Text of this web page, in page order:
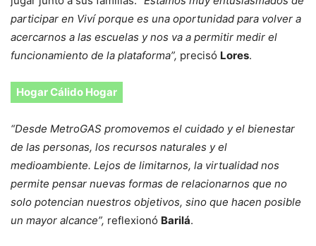
participar en Viví porque es una oportunidad para volver a
acercarnos a las escuelas y nos va a permitir medir el
funcionamiento de la plataforma”, precisó Lores.
Hogar Cálido Hogar
“Desde MetroGAS promovemos el cuidado y el bienestar
de las personas, los recursos naturales y el
medioambiente. Lejos de limitarnos, la virtualidad nos
permite pensar nuevas formas de relacionarnos que no
solo potencian nuestros objetivos, sino que hacen posible
un mayor alcance”, reflexionó Barilá.